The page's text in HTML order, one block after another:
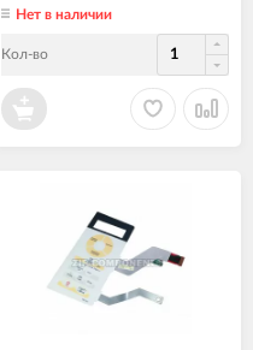
Нет в наличии
Кол-во